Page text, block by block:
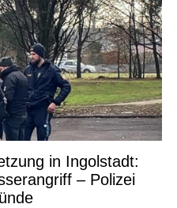
in Ingolstadt:
– Polizei